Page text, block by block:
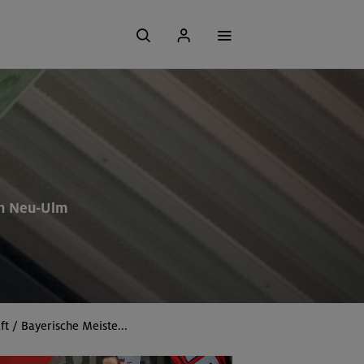
Neu-Ulm
/ Bayerische Meiste...